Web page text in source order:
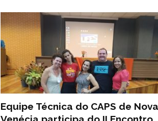
Equipe Técnica do CAPS de Nova